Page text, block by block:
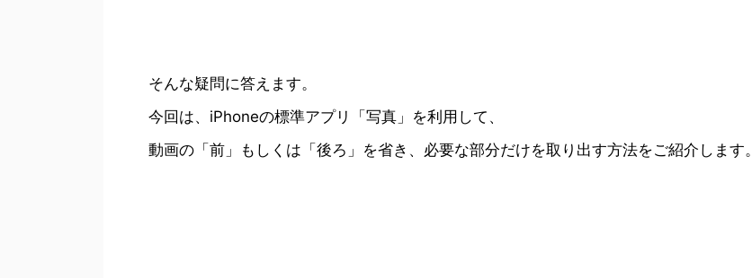
そんな疑問に答えます。
今回は、iPhoneの標準アプリ「写真」を利用して、
動画の「前」もしくは「後ろ」を省き、必要な部分だけを取り出す方法をご紹介します。